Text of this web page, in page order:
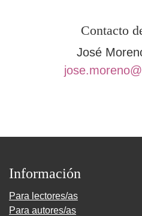
Contacto
José
Información
Para lectores/as
Para autores/as